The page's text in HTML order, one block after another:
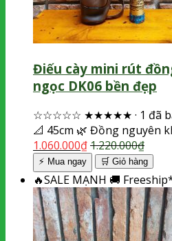
Điếu cày mini rút
ngọc DK06 bền đẹp
☆☆☆☆☆ ★★★★★ · 1 đã
📐 45cm 🌿 Đồng nguyên
1.060.000₫1.220.000₫
⚡ Mua ngay 🛒 Giỏ hàng
🔥SALE MẠNH 🚚